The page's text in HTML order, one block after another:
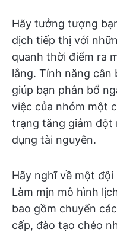
Hãy tưởng tượng
dịch tiếp thị với
quanh thời điểm ra
lắng. Tính năng cân
giúp bạn phân bổ
việc của nhóm một
trạng tăng giảm đột
dụng tài nguyên.
Hãy nghĩ về một
Làm mịn mô hình
bao gồm chuyển
cấp, đào tạo chéo